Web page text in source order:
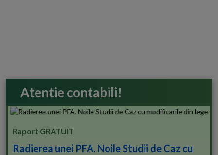
Atentie contabili!
Raport GRATUIT
Radierea unei PFA. Noile Studii de Caz cu